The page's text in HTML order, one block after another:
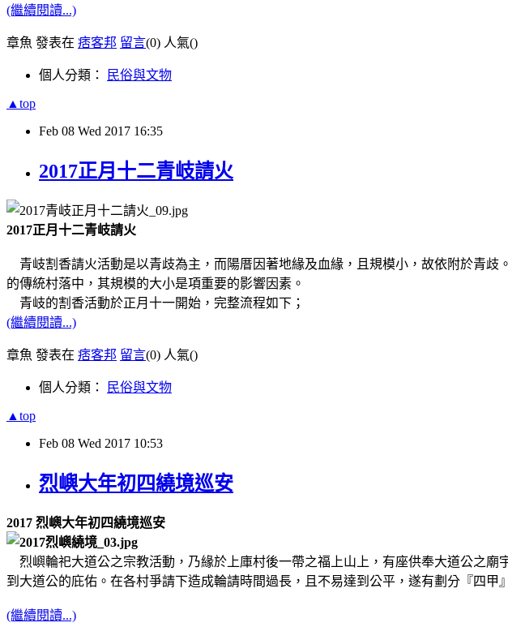
(繼續閱讀...)
章魚 發表在 痞客邦 留言(0) 人氣()
個人分類： 民俗與文物
▲top
Feb 08 Wed 2017 16:35
2017正月十二青岐請火
2017正月十二青岐請火
青岐割香請火活動是以青歧為主，而陽厝因著地緣及血緣，且規模小，故依附於青
的傳統村落中，其規模的大小是項重要的影響因素。
青岐的割香活動於正月十一開始，完整流程如下；
(繼續閱讀...)
章魚 發表在 痞客邦 留言(0) 人氣()
個人分類： 民俗與文物
▲top
Feb 08 Wed 2017 10:53
烈嶼大年初四繞境巡安
2017 烈嶼大年初四繞境巡安
烈嶼輪祀大道公之宗教活動，乃緣於上庫村後一帶之福上山上，有座供奉大道公之
到大道公的庇佑。在各村爭請下造成輪請時間過長，且不易達到公平，遂有劃分『四甲
(繼續閱讀...)